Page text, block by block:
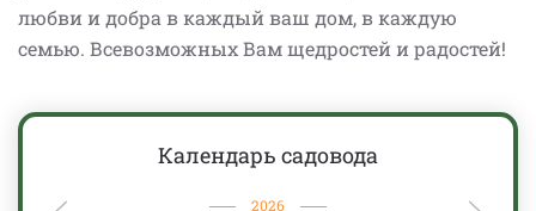
любви и добра в каждый ваш дом, в каждую
семью. Всевозможных Вам щедростей и радостей!
Календарь садовода
2026